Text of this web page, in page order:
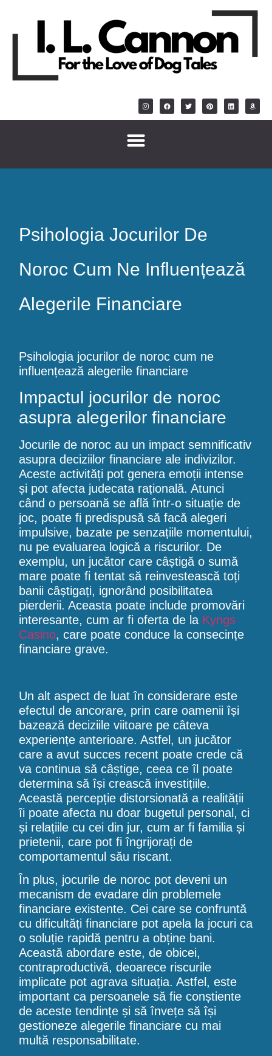
Psihologia Jocurilor De
Noroc Cum Ne Influențează
Alegerile Financiare
Psihologia jocurilor de noroc cum ne
influențează alegerile financiare
Impactul jocurilor de noroc
asupra alegerilor financiare
Jocurile de noroc au un impact semnificativ
asupra deciziilor financiare ale indivizilor.
Aceste activități pot genera emoții intense
și pot afecta judecata rațională. Atunci
când o persoană se află într-o situație de
joc, poate fi predispusă să facă alegeri
impulsive, bazate pe senzațiile momentului,
nu pe evaluarea logică a riscurilor. De
exemplu, un jucător care câștigă o sumă
mare poate fi tentat să reinvestească toți
banii câștigați, ignorând posibilitatea
pierderii. Aceasta poate include promovări
interesante, cum ar fi oferta de la Kyngs
Casino, care poate conduce la consecințe
financiare grave.
Un alt aspect de luat în considerare este
efectul de ancorare, prin care oamenii își
bazează deciziile viitoare pe câteva
experiențe anterioare. Astfel, un jucător
care a avut succes recent poate crede că
va continua să câștige, ceea ce îl poate
determina să își crească investițiile.
Această percepție distorsionată a realității
îi poate afecta nu doar bugetul personal, ci
și relațiile cu cei din jur, cum ar fi familia și
prietenii, care pot fi îngrijorați de
comportamentul său riscant.
În plus, jocurile de noroc pot deveni un
mecanism de evadare din problemele
financiare existente. Cei care se confruntă
cu dificultăți financiare pot apela la jocuri ca
o soluție rapidă pentru a obține bani.
Această abordare este, de obicei,
contraproductivă, deoarece riscurile
implicate pot agrava situația. Astfel, este
important ca persoanele să fie conștiente
de aceste tendințe și să învețe să își
gestioneze alegerile financiare cu mai
multă responsabilitate.